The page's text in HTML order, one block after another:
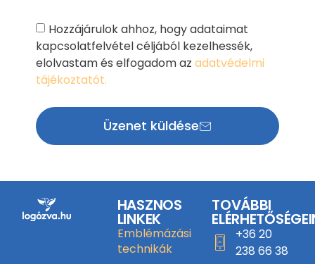
Hozzájárulok ahhoz, hogy adataimat
kapcsolatfelvétel céljából kezelhessék,
elolvastam és elfogadom azadatvédelmi
tájékoztatót.
Üzenet küldése
HASZNOS
LINKEK
Emblémázási
technikák
TOVÁBBI
+36 20
238 66 38